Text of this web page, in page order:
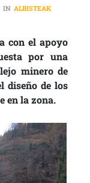
IN ALBISTEAK
‘ATAURIKO
con el apoyo
por una
minero de
diseño de los
en la zona.